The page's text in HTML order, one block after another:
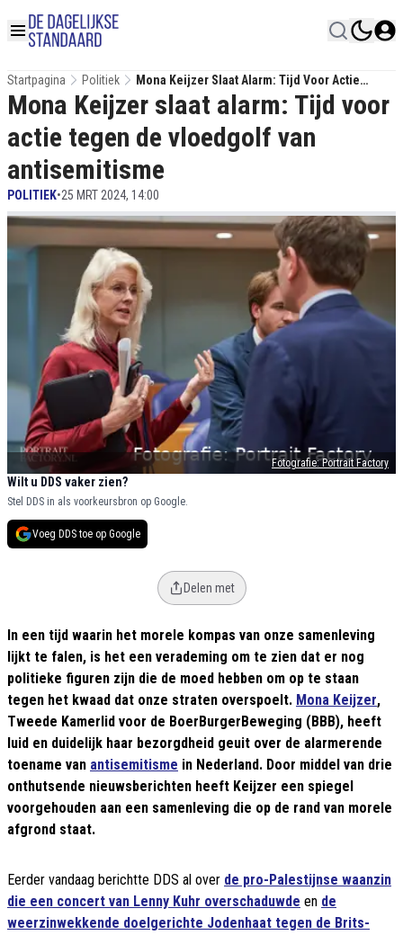
Startpagina Politiek
Mona Keijzer Slaat Alarm: Tijd Voor Actie
Tegen De Vloedgolf Van Antisemitisme
Fotografie: Portrait Factory
Mona Keijzer slaat alarm: Tijd voor
actie tegen de vloedgolf van
antisemitisme
POLITIEK•25 MRT 2024, 14:00
Wilt u DDS vaker zien?
Stel DDS in als voorkeursbron op Google.
Voeg DDS toe op Google
Delen met
In een tijd waarin het morele kompas van onze samenleving
lijkt te falen, is het een verademing om te zien dat er nog
politieke figuren zijn die de moed hebben om op te staan
tegen het kwaad dat onze straten overspoelt. Mona Keijzer,
Tweede Kamerlid voor de BoerBurgerBeweging (BBB), heeft
luid en duidelijk haar bezorgdheid geuit over de alarmerende
toename van antisemitisme in Nederland. Door middel van drie
onthutsende nieuwsberichten heeft Keijzer een spiegel
voorgehouden aan een samenleving die op de rand van morele
afgrond staat.
Eerder vandaag berichtte DDS al over de pro-Palestijnse waanzin
die een concert van Lenny Kuhr overschaduwde en de
weerzinwekkende doelgerichte Jodenhaat tegen de Brits-